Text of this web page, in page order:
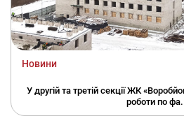
Новини
У другій та третій секції ЖК
роботи по